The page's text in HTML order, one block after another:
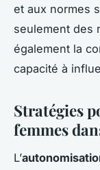
et aux normes
seulement des
également la
capacité à
Stratégies
femmes
L’